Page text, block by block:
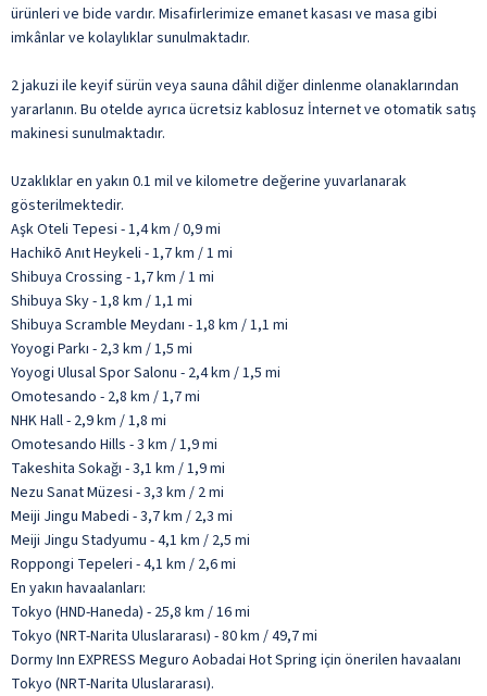
ürünleri ve bide vardır. Misafirlerimize emanet kasası ve masa gibi
imkânlar ve kolaylıklar sunulmaktadır.
2 jakuzi ile keyif sürün veya sauna dâhil diğer dinlenme olanaklarından
yararlanın. Bu otelde ayrıca ücretsiz kablosuz İnternet ve otomatik satış
makinesi sunulmaktadır.
Uzaklıklar en yakın 0.1 mil ve kilometre değerine yuvarlanarak
gösterilmektedir.
Aşk Oteli Tepesi - 1,4 km / 0,9 mi
Hachikō Anıt Heykeli - 1,7 km / 1 mi
Shibuya Crossing - 1,7 km / 1 mi
Shibuya Sky - 1,8 km / 1,1 mi
Shibuya Scramble Meydanı - 1,8 km / 1,1 mi
Yoyogi Parkı - 2,3 km / 1,5 mi
Yoyogi Ulusal Spor Salonu - 2,4 km / 1,5 mi
Omotesando - 2,8 km / 1,7 mi
NHK Hall - 2,9 km / 1,8 mi
Omotesando Hills - 3 km / 1,9 mi
Takeshita Sokağı - 3,1 km / 1,9 mi
Nezu Sanat Müzesi - 3,3 km / 2 mi
Meiji Jingu Mabedi - 3,7 km / 2,3 mi
Meiji Jingu Stadyumu - 4,1 km / 2,5 mi
Roppongi Tepeleri - 4,1 km / 2,6 mi
En yakın havaalanları:
Tokyo (HND-Haneda) - 25,8 km / 16 mi
Tokyo (NRT-Narita Uluslararası) - 80 km / 49,7 mi
Dormy Inn EXPRESS Meguro Aobadai Hot Spring için önerilen havaalanı
Tokyo (NRT-Narita Uluslararası).